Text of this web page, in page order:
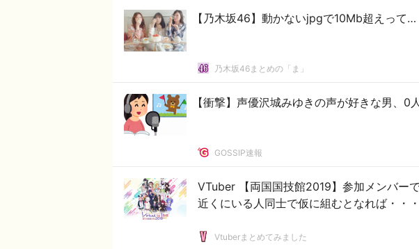
【乃木坂46】動かないjpgで10Mb超えって…
乃木坂46まとめの「ま」
【衝撃】声優沢城みゆきの声が好きな男、0
GOSSIP速報
VTuber 【両国国技館2019】参加メンバー
近くにいる人同士で仮に組むとなれば・・・
Vtuberまとめてみました